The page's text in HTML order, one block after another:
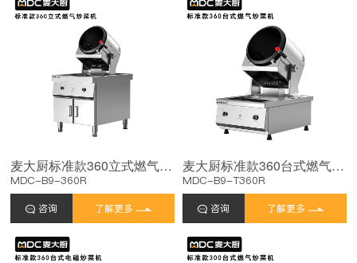
麦大厨标准款360立式燃气商用炒菜机
MDC-B9-360R
咨询 了解更多
麦大厨标准款360台式燃气商用炒菜机
MDC-B9-T360R
咨询 了解更多